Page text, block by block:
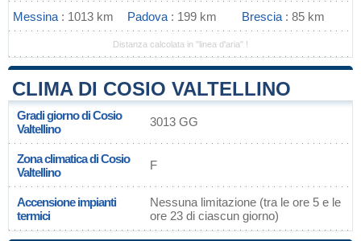
Messina : 1013 km Padova : 199 km Brescia : 85 km
Distanza calcolata in "linea d'aria" !
CLIMA DI COSIO VALTELLINO
Gradi giorno di Cosio
Valtellino
3013 GG
Zona climatica di Cosio
Valtellino
F
Accensione impianti
termici
Nessuna limitazione (tra le ore 5 e le
ore 23 di ciascun giorno)